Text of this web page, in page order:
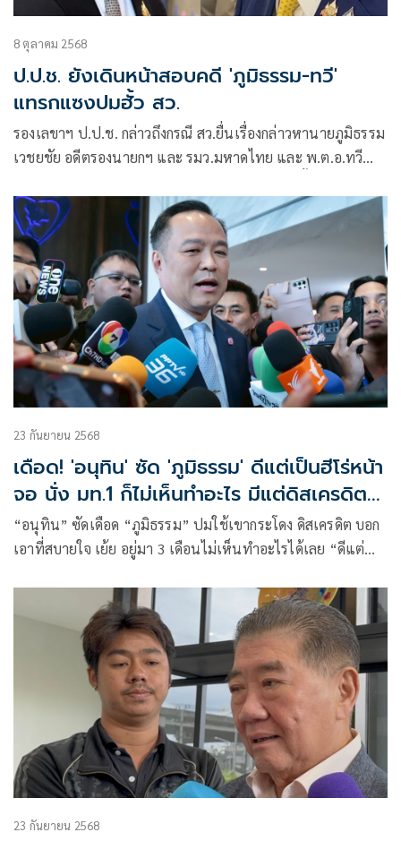
8 ตุลาคม 2568
ป.ป.ช. ยังเดินหน้าสอบคดี 'ภูมิธรรม-ทวี'
แทรกแซงปมฮั้ว สว.
รองเลขาฯ ป.ป.ช. กล่าวถึงกรณี สว.ยื่นเรื่องกล่าวหานายภูมิธรรม
เวชยชัย อดีตรองนายกฯ และ รมว.มหาดไทย และ พ.ต.อ.ทวี
แยกเป็น 2 ส่วน ส่วนที่เป็นความผิดต่อตำแหน่งหน้าที่ราชการ
23 กันยายน 2568
เดือด! 'อนุทิน' ซัด 'ภูมิธรรม' ดีแต่เป็นฮีโร่หน้า
จอ นั่ง มท.1 ก็ไม่เห็นทำอะไร มีแต่ดิสเครดิต
ตลอด
“อนุทิน” ซัดเดือด “ภูมิธรรม” ปมใช้เขากระโดง ดิสเครดิต บอก
เอาที่สบายใจ เย้ย อยู่มา 3 เดือนไม่เห็นทำอะไรได้เลย “ดีแต่
23 กันยายน 2568